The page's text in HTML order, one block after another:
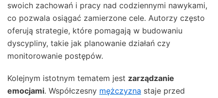
swoich zachowań i pracy nad codziennymi nawykami,
co pozwala osiągać zamierzone cele. Autorzy często
oferują strategie, które pomagają w budowaniu
dyscypliny, takie jak planowanie działań czy
monitorowanie postępów.
Kolejnym istotnym tematem jest zarządzanie
emocjami. Współczesny mężczyzna staje przed